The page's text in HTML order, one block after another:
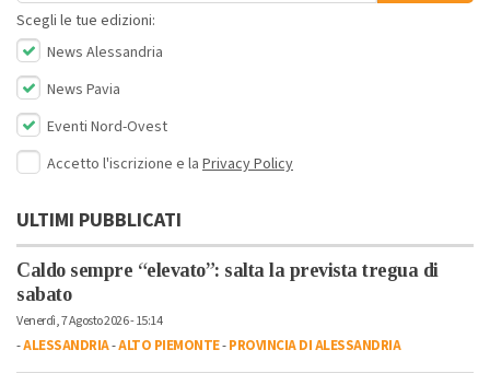
Scegli le tue edizioni:
News Alessandria
News Pavia
Eventi Nord-Ovest
Accetto l'iscrizione e la Privacy Policy
ULTIMI PUBBLICATI
Caldo sempre “elevato”: salta la prevista tregua di
sabato
Venerdì, 7 Agosto 2026 - 15:14
-ALESSANDRIA-ALTO PIEMONTE-PROVINCIA DI ALESSANDRIA